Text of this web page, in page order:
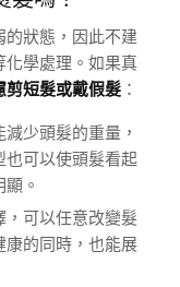
的狀態，因此不建
化學處理。如果真
剪短髮或戴假髮：
少頭髮的重量，
也可以使頭髮看起
。
可以任意改變髮
康的同時，也能展